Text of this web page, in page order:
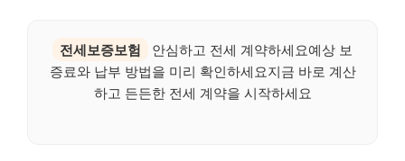
전세보증보험
안심하고 전세 계약하세요예상 보
증료와 납부 방법을 미리 확인하세요지금 바로 계산
하고 든든한 전세 계약을 시작하세요